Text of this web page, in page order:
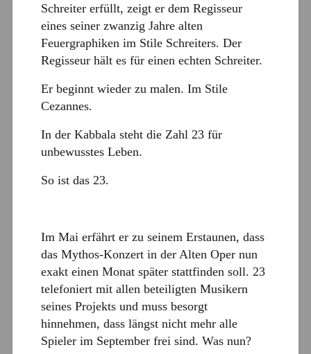
Schreiter erfüllt, zeigt er dem Regisseur
eines seiner zwanzig Jahre alten
Feuergraphiken im Stile Schreiters. Der
Regisseur hält es für einen echten Schreiter.
Er beginnt wieder zu malen. Im Stile
Cezannes.
In der Kabbala steht die Zahl 23 für
unbewusstes Leben.
So ist das 23.
Im Mai erfährt er zu seinem Erstaunen, dass
das Mythos-Konzert in der Alten Oper nun
exakt einen Monat später stattfinden soll. 23
telefoniert mit allen beteiligten Musikern
seines Projekts und muss besorgt
hinnehmen, dass längst nicht mehr alle
Spieler im September frei sind. Was nun?